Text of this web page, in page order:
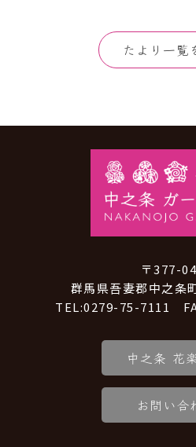
たより一覧
〒377-
群馬県吾妻郡中之条
TEL:0279-75-7111
中之条 花
お問い合